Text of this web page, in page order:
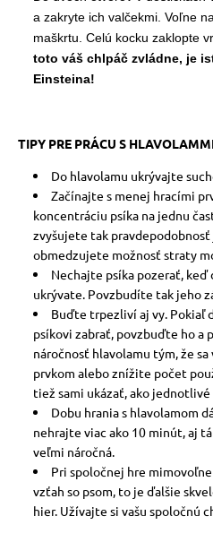
a zakryte ich valčekmi. Voľne
maškrtu. Celú kocku zaklopte
toto váš chlpáč zvládne, je
Einsteina!
TIPY PRE PRÁCU S
Do hlavolamu ukrývajte
Začínajte s menej hracími
koncentráciu psíka na jednu
zvyšujete tak
obmedzujete možnosť straty
Nechajte psíka pozerať,
ukrývate. Povzbudíte tak jeho
Buďte trpezliví aj vy. Pokiaľ
psíkovi zabrať, povzbuďte ho a
náročnosť hlavolamu tým, že
prvkom alebo znížite počet
tiež sami ukázať, ako
Dobu hrania s hlavolamom
nehrajte viac ako 10 minút, aj
veľmi náročná.
Pri spoločnej hre
vzťah so psom, to je ďalšie
hier. Užívajte si vašu spoločnú